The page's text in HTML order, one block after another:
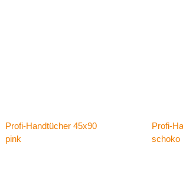
Profi-Handtücher 45x90
pink
Profi-
schoko